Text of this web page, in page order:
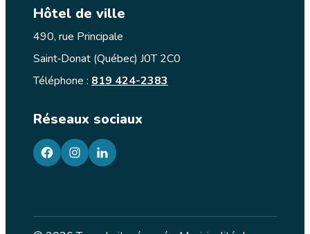
Hôtel de ville
490, rue Principale
Saint‑Donat (Québec) J0T 2C0
Téléphone : 819 424-2383
Réseaux sociaux
facebookgoogleplusgoogleplus